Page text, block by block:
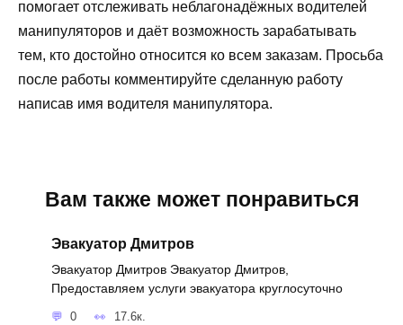
помогает отслеживать неблагонадёжных водителей
манипуляторов и даёт возможность зарабатывать
тем, кто достойно относится ко всем заказам. Просьба
после работы комментируйте сделанную работу
написав имя водителя манипулятора.
Вам также может понравиться
Эвакуатор Дмитров
Эвакуатор Дмитров Эвакуатор Дмитров,
Предоставляем услуги эвакуатора круглосуточно
0 17.6к.